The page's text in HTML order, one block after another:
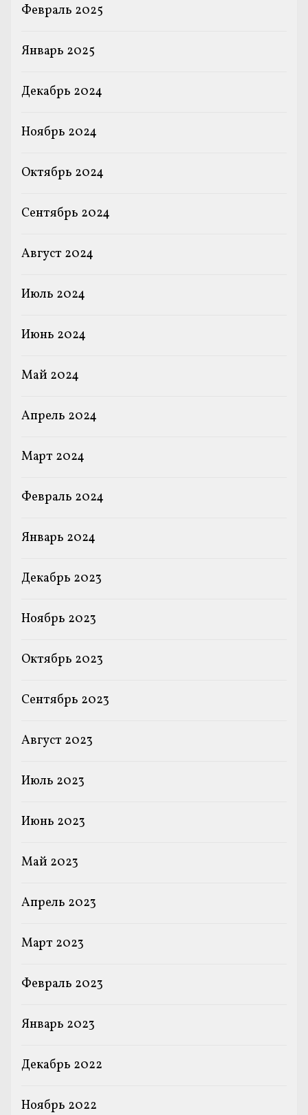
Февраль 2025
Январь 2025
Декабрь 2024
Ноябрь 2024
Октябрь 2024
Сентябрь 2024
Август 2024
Июль 2024
Июнь 2024
Май 2024
Апрель 2024
Март 2024
Февраль 2024
Январь 2024
Декабрь 2023
Ноябрь 2023
Октябрь 2023
Сентябрь 2023
Август 2023
Июль 2023
Июнь 2023
Май 2023
Апрель 2023
Март 2023
Февраль 2023
Январь 2023
Декабрь 2022
Ноябрь 2022